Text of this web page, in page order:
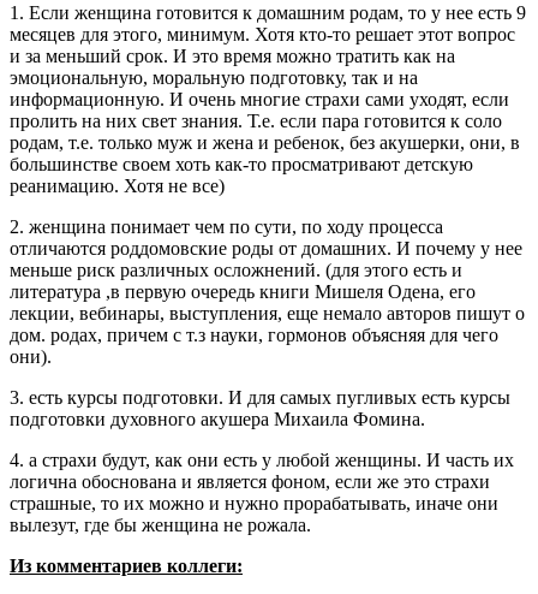
1. Если женщина готовится к домашним родам, то у нее есть 9
месяцев для этого, минимум. Хотя кто-то решает этот вопрос
и за меньший срок. И это время можно тратить как на
эмоциональную, моральную подготовку, так и на
информационную. И очень многие страхи сами уходят, если
пролить на них свет знания. Т.е. если пара готовится к соло
родам, т.е. только муж и жена и ребенок, без акушерки, они, в
большинстве своем хоть как-то просматривают детскую
реанимацию. Хотя не все)
2. женщина понимает чем по сути, по ходу процесса
отличаются роддомовские роды от домашних. И почему у нее
меньше риск различных осложнений. (для этого есть и
литература ,в первую очередь книги Мишеля Одена, его
лекции, вебинары, выступления, еще немало авторов пишут о
дом. родах, причем с т.з науки, гормонов объясняя для чего
они).
3. есть курсы подготовки. И для самых пугливых есть курсы
подготовки духовного акушера Михаила Фомина.
4. а страхи будут, как они есть у любой женщины. И часть их
логична обоснована и является фоном, если же это страхи
страшные, то их можно и нужно прорабатывать, иначе они
вылезут, где бы женщина не рожала.
Из комментариев коллеги: